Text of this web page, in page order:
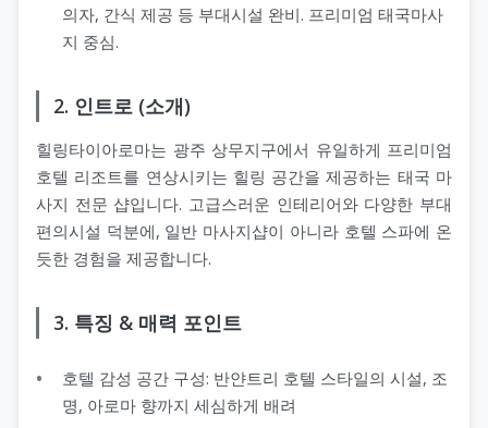
의자, 간식 제공 등 부대시설 완비. 프리미엄 태국마사
지 중심.
2. 인트로 (소개)
힐링타이아로마는 광주 상무지구에서 유일하게 프리미엄
호텔 리조트를 연상시키는 힐링 공간을 제공하는 태국 마
사지 전문 샵입니다. 고급스러운 인테리어와 다양한 부대
편의시설 덕분에, 일반 마사지샵이 아니라 호텔 스파에 온
듯한 경험을 제공합니다.
3. 특징 & 매력 포인트
호텔 감성 공간 구성: 반얀트리 호텔 스타일의 시설, 조
명, 아로마 향까지 세심하게 배려